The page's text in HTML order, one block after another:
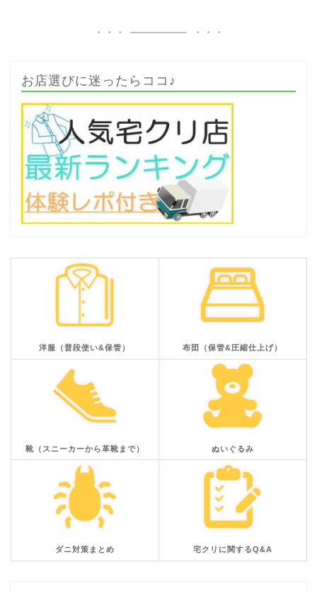
お店選びに迷ったらココ♪
洋服（普段使い&保管） 布団（保管&圧縮仕上げ）
靴（スニーカーから革靴まで） ぬいぐるみ
ダニ対策まとめ 宅クリに関するQ&A